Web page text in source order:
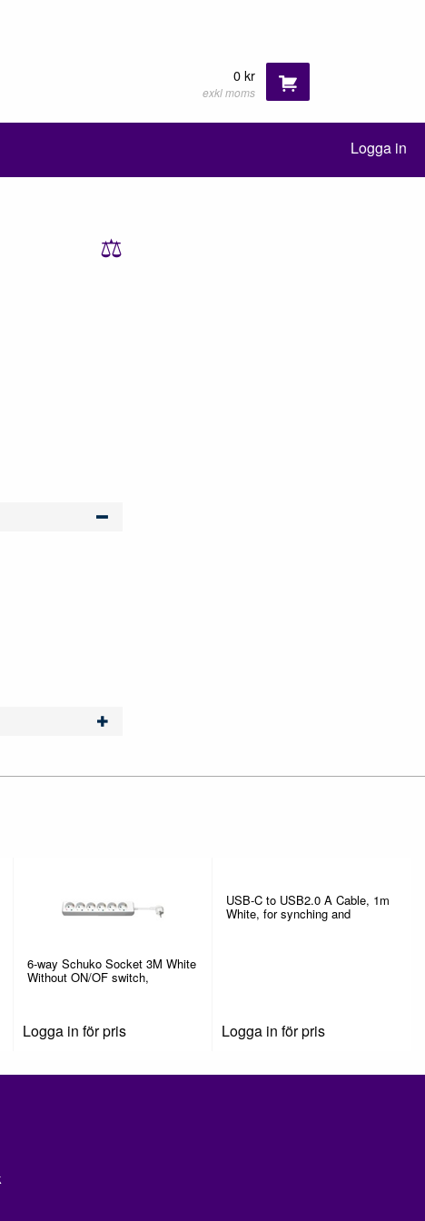
0 kr
exkl moms
Logga in
⚖
6-way Schuko Socket 3M White
Without ON/OF switch,
Logga in för pris
USB-C to USB2.0 A Cable, 1m
White, for synching and
Logga in för pris